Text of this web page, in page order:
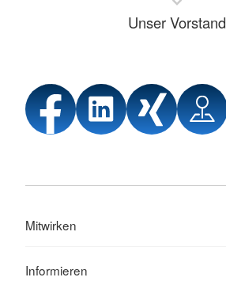
Unser Vorstand
Mitwirken
Informieren